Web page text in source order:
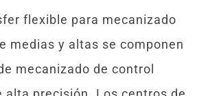
flexible para mecanizado
medias y altas se componen
mecanizado de control